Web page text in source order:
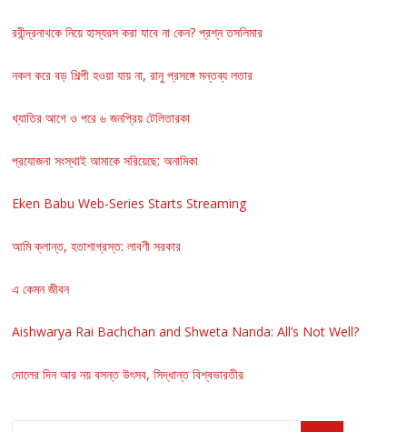
রবীন্দ্রনাথকে নিয়ে হাস্যরস করা যাবে না কেন? প্রশ্ন তসলিমার
নকল করে বড় শিল্পী হওয়া যায় না, রানু প্রসঙ্গে মন্তব্য লতার
খ্যাতির আগে ও পরে ৬ জনপ্রিয় টেলিতারকা
প্রযোজনা সংস্থাই আমাকে সরিয়েছে: অনামিকা
Eken Babu Web-Series Starts Streaming
আমি ক্লান্ত, হতাশাগ্রস্ত: লাবণী সরকার
এ কেমন জীবন
Aishwarya Rai Bachchan and Shweta Nanda: All’s Not Well?
দোলের দিন আর নয় বসন্ত উৎসব, সিদ্ধান্ত বিশ্বভারতীর